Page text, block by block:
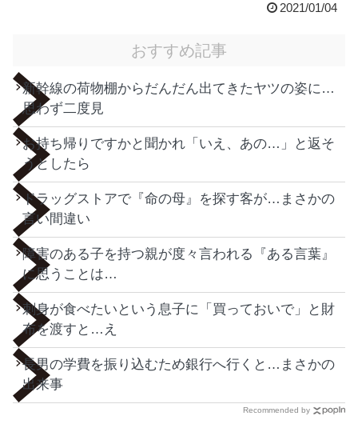
2021/01/04
おすすめ記事
新幹線の荷物棚からだんだん出てきたヤツの姿に…
思わず二度見
お持ち帰りですかと聞かれ「いえ、あの…」と返そ
うとしたら
ドラッグストアで『命の母』を探す客が…まさかの
言い間違い
障害のある子を持つ親が度々言われる『ある言葉』
に思うことは…
刺身が食べたいという息子に「買っておいで」と財
布を渡すと…え
長男の学費を振り込むため銀行へ行くと…まさかの
出来事
Recommended by